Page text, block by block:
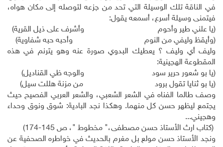
في الناقة تلك الوسيلة التي تحد من جزعه لتوصله إلى مكان هواه،
فيتمنى وسيلة أسرع، أسمعه يقول:
(يا علني طير وأحوم وأشرف على ذيل القرية)
(وأيقظ وليفي من النوم وأحبه حبه شفاوية)
وليف أي وليف ؟ يعطيك البدوي صورة عنه وهو يترنم في هذه
المقطوعة الهجينية:
(يا بو شعور حرير سود والوجه ظي القناديل)
(يا بو ثنايا تقول برود من مزنة هللت سيل)
وصف طالما الفناه في الشعر الشعبي، والشعر العربي الفصيح حيث
يجتمع ليظهر حسن كل منهما. وهكذا نجد البادية: شوق ونوق وحداء
وهجيني...
(كتاب ارث الأستاذ حسن مصطفى،" مخطوط "، ص 145-174)
ونجد الأستاذ حسن مولع بل مغرم بالحديث في خواطره الصحفية عن